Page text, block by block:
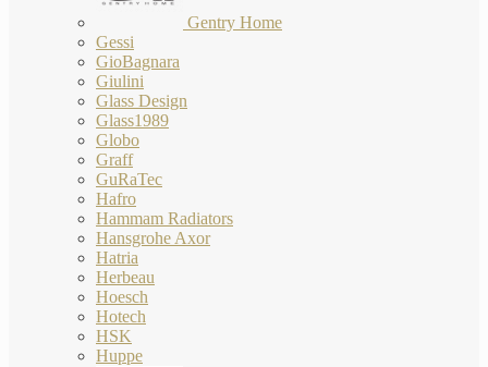
Gentry Home
Gessi
GioBagnara
Giulini
Glass Design
Glass1989
Globo
Graff
GuRaTec
Hafro
Hammam Radiators
Hansgrohe Axor
Hatria
Herbeau
Hoesch
Hotech
HSK
Huppe